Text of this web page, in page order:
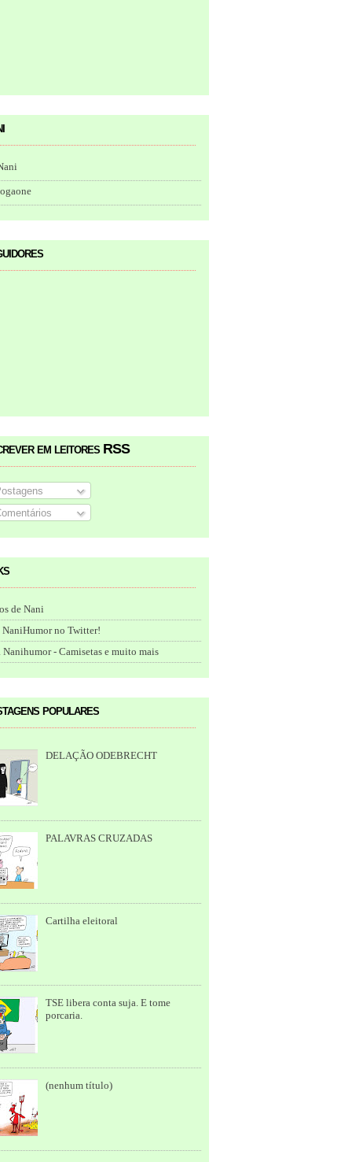
em leitores RSS
de Nani
NaniHumor no Twitter!
- Camisetas e muito mais
populares
DELAÇÃO ODEBRECHT
PALAVRAS CRUZADAS
Cartilha eleitoral
TSE libera conta suja. E tome
porcaria.
(nenhum título)